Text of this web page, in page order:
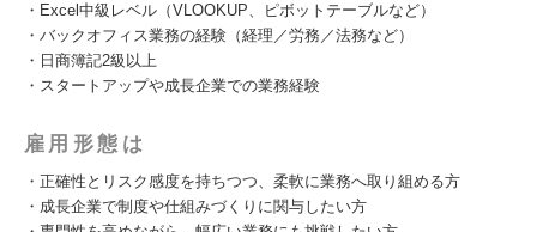
・Excel中級レベル（VLOOKUP、ピボットテーブルなど）
・バックオフィス業務の経験（経理／労務／法務など）
・日商簿記2級以上
・スタートアップや成長企業での業務経験
雇用形態は
・正確性とリスク感度を持ちつつ、柔軟に業務へ取り組める方
・成長企業で制度や仕組みづくりに関与したい方